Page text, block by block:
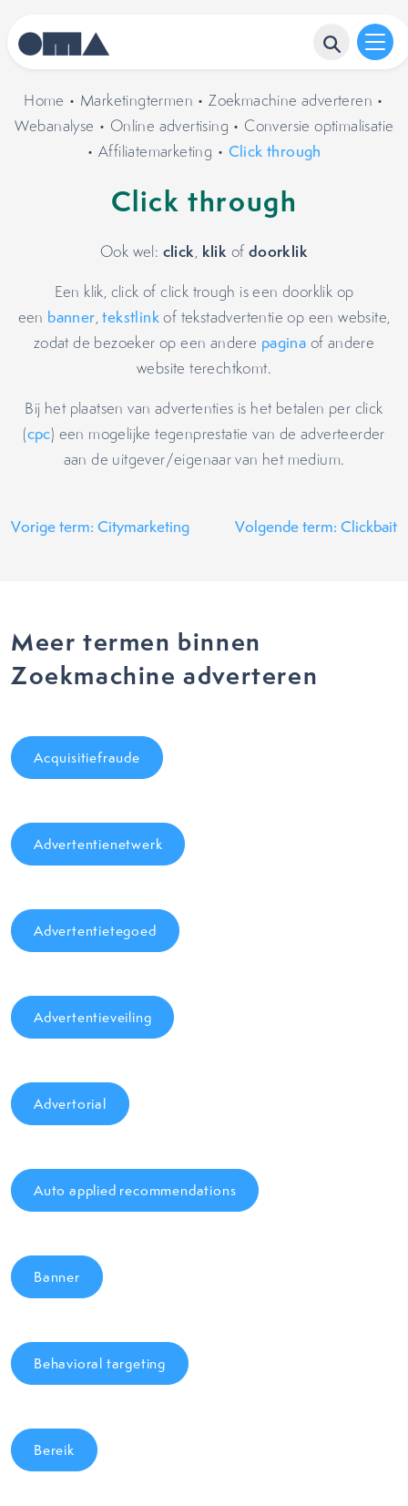
Home • Marketingtermen •Zoekmachine adverteren •
Webanalyse • Online advertising • Conversie optimalisatie
•Affiliatemarketing • Click through
Click through
Ook wel: click, klik of doorklik
Een klik, click of click trough is een doorklik op
een banner,tekstlinkof tekstadvertentie op een website,
zodat de bezoeker op een andere pagina of andere
website terechtkomt.
Bij het plaatsen van advertenties is het betalen per click
(cpc) een mogelijke tegenprestatie van de adverteerder
aan de uitgever/eigenaar van het medium.
Vorige term: Citymarketing Volgende term: Clickbait
Meer termen binnen
Zoekmachine adverteren
Acquisitiefraude
Advertentienetwerk
Advertentietegoed
Advertentieveiling
Advertorial
Auto applied recommendations
Banner
Behavioral targeting
Bereik